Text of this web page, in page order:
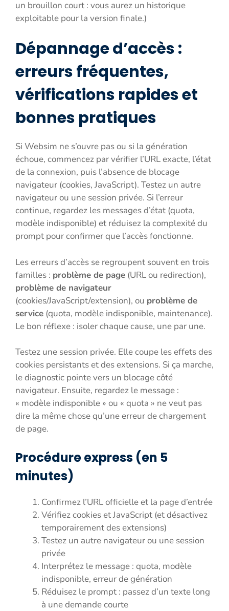
un brouillon court : vous aurez un historique
exploitable pour la version finale.)
Dépannage d’accès :
erreurs fréquentes,
vérifications rapides et
bonnes pratiques
Si Websim ne s’ouvre pas ou si la génération
échoue, commencez par vérifier l’URL exacte, l’état
de la connexion, puis l’absence de blocage
navigateur (cookies, JavaScript). Testez un autre
navigateur ou une session privée. Si l’erreur
continue, regardez les messages d’état (quota,
modèle indisponible) et réduisez la complexité du
prompt pour confirmer que l’accès fonctionne.
Les erreurs d’accès se regroupent souvent en trois
familles : problème de page (URL ou redirection),
problème de navigateur
(cookies/JavaScript/extension), ou problème de
service (quota, modèle indisponible, maintenance).
Le bon réflexe : isoler chaque cause, une par une.
Testez une session privée. Elle coupe les effets des
cookies persistants et des extensions. Si ça marche,
le diagnostic pointe vers un blocage côté
navigateur. Ensuite, regardez le message :
« modèle indisponible » ou « quota » ne veut pas
dire la même chose qu’une erreur de chargement
de page.
Procédure express (en 5
minutes)
Confirmez l’URL officielle et la page d’entrée
Vérifiez cookies et JavaScript (et désactivez
temporairement des extensions)
Testez un autre navigateur ou une session
privée
Interprétez le message : quota, modèle
indisponible, erreur de génération
Réduisez le prompt : passez d’un texte long
à une demande courte